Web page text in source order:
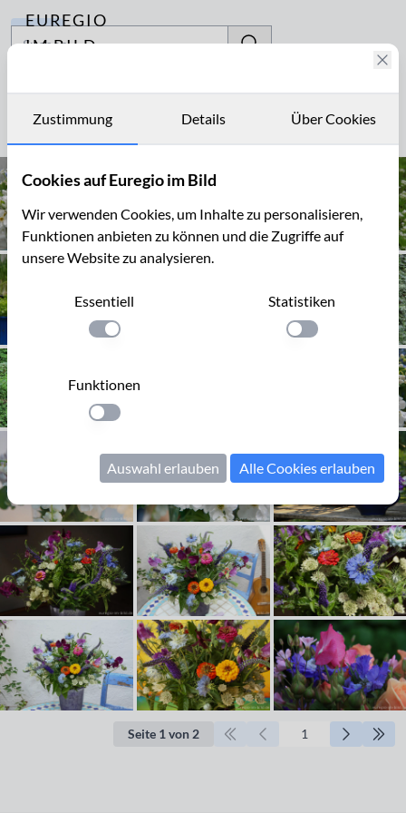
EUREGIO
IM BILD
Archiv
Kontakt
Archiv
Seite 1 von 2
Zustimmung Details Über Cookies
Cookies auf Euregio im Bild
Wir verwenden Cookies, um Inhalte zu personalisieren,
Funktionen anbieten zu können und die Zugriffe auf
unsere Website zu analysieren.
Essentiell
Einstellung anwenden
Statistiken
Einstellung
Funktionen
Einstellung anwenden
Auswahl erlauben Alle Cookies erlauben